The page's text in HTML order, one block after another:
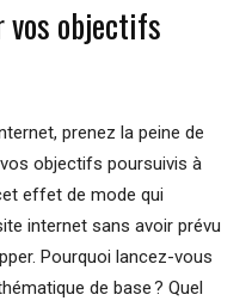
vos objectifs
prenez la peine de
objectifs poursuivis à
effet de mode qui
internet sans avoir prévu
Pourquoi lancez-vous
de base ? Quel